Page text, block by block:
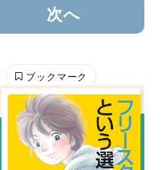
次へ
ブックマーク